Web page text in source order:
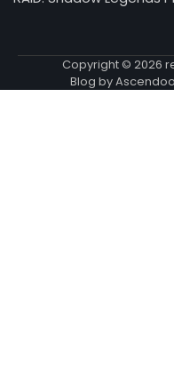
Copyright © 2026
Blog by